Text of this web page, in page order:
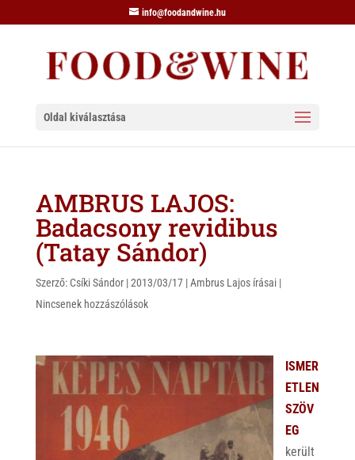
info@foodandwine.hu
Oldal kiválasztása
AMBRUS LAJOS:
Badacsony revidibus
(Tatay Sándor)
Szerző: Csíki Sándor|2013/03/17|Ambrus Lajos írásai|
Nincsenek hozzászólások
ISMER
ETLEN
SZÖV
EG
került